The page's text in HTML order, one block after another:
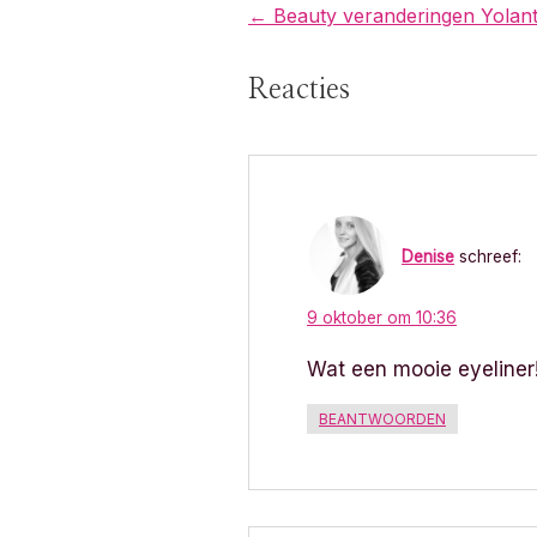
B
e
v
← Beauty veranderingen
Reacties
Denise schreef:
9 oktober om 10:36
Wat een mooie eyeliner!
BEANTWOORDEN